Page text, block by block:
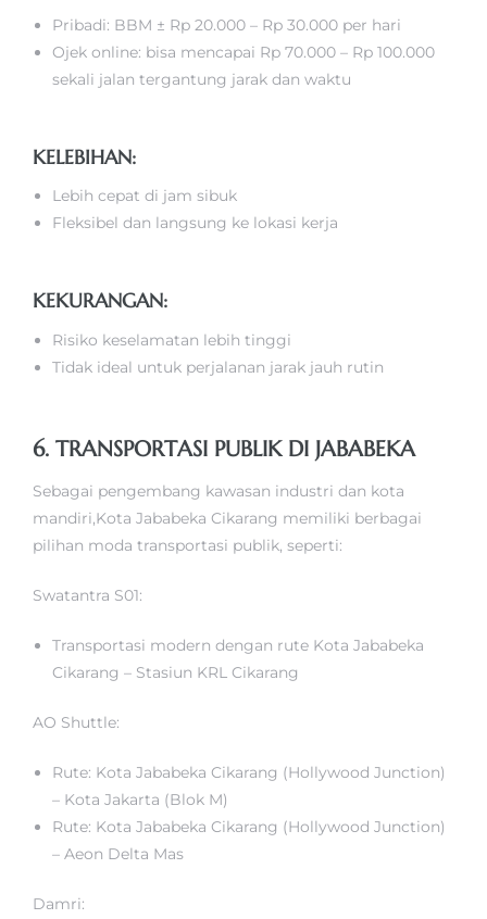
Pribadi: BBM ± Rp 20.000 – Rp 30.000 per hari
Ojek online: bisa mencapai Rp 70.000 – Rp 100.000
sekali jalan tergantung jarak dan waktu
KELEBIHAN:
Lebih cepat di jam sibuk
Fleksibel dan langsung ke lokasi kerja
KEKURANGAN:
Risiko keselamatan lebih tinggi
Tidak ideal untuk perjalanan jarak jauh rutin
6. TRANSPORTASI PUBLIK DI JABABEKA
Sebagai pengembang kawasan industri dan kota
mandiri,Kota Jababeka Cikarang memiliki berbagai
pilihan moda transportasi publik, seperti:
Swatantra S01:
Transportasi modern dengan rute Kota Jababeka
Cikarang – Stasiun KRL Cikarang
AO Shuttle:
Rute: Kota Jababeka Cikarang (Hollywood Junction)
– Kota Jakarta (Blok M)
Rute: Kota Jababeka Cikarang (Hollywood Junction)
– Aeon Delta Mas
Damri: